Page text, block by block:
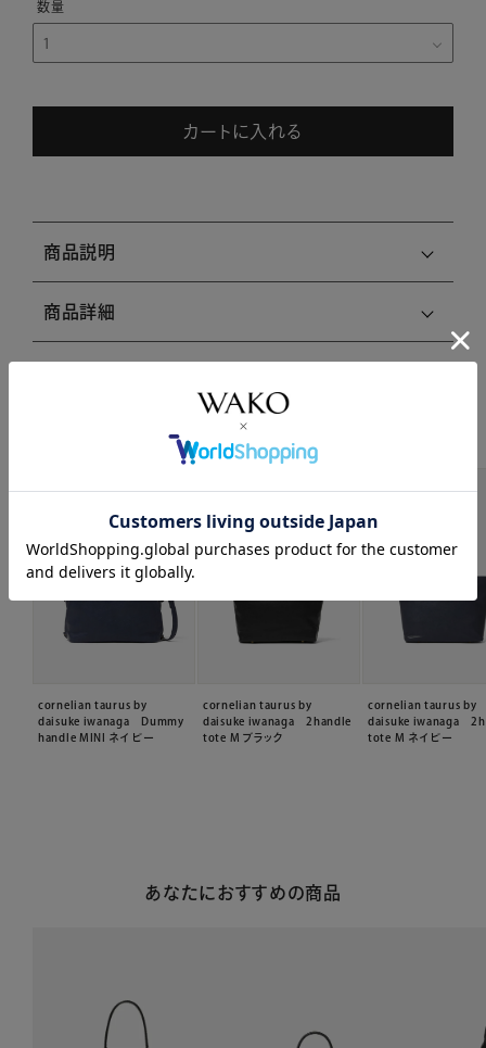
カートに入れる
商品説明
商品詳細
cornelian taurus by
daisuke iwanaga Dummy
handle MINI ネイビー
cornelian taurus by
daisuke iwanaga 2handle
tote M ブラック
cornelian taurus by
daisuke iwanaga
tote M ネイビー
あなたにおすすめの商品